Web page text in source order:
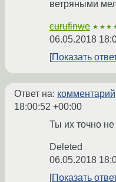
ветряными
curufinwe
06.05.2018
Показать
Ответ на: комментарий
18:00:52 +00:00
Ты их точно
Deleted
06.05.2018
Показать